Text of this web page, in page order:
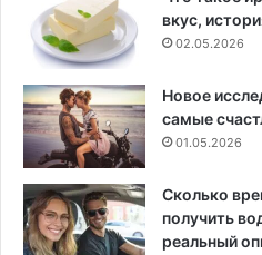
вкус,
02.05.2026
Новое
самые
01.05.2026
Сколько
получить
реальный